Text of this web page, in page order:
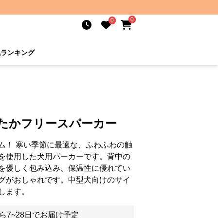
0 0
ンキング
かフリースパーカー
！ 寒い季節に最適な、ふわふわの触
使用した犬用パーカーです。背中の
優しく包み込み、保温性に優れてい
がおしゃれです。中型犬向けのサイ
ます。
7~28日でお届け予定